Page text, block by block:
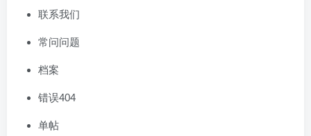
联系我们
常问问题
档案
错误404
单帖